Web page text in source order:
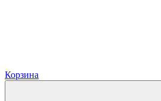
Корзина